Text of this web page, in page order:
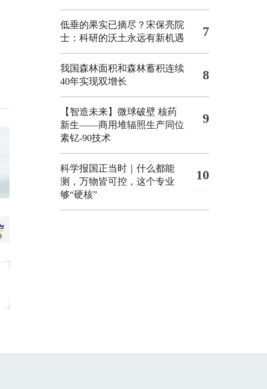
低垂的果实已摘尽？宋保亮院
士：科研的沃土永远有新机遇
7
我国森林面积和森林蓄积连续
40年实现双增长
8
【智造未来】微球破壁 核药
新生——商用堆辐照生产同位
素钇-90技术
9
科学报国正当时｜什么都能
测，万物皆可控，这个专业
够“硬核”
10